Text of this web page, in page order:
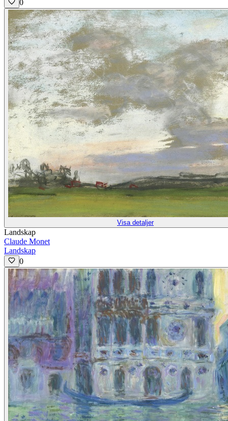
0
Visa detaljer
Landskap
Claude Monet
Landskap
0